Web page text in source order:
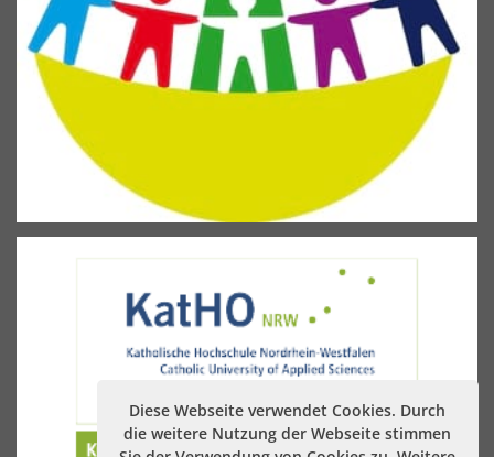
Diese Webseite verwendet Cookies. Durch
die weitere Nutzung der Webseite stimmen